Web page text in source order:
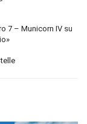
7 – Municorn IV su